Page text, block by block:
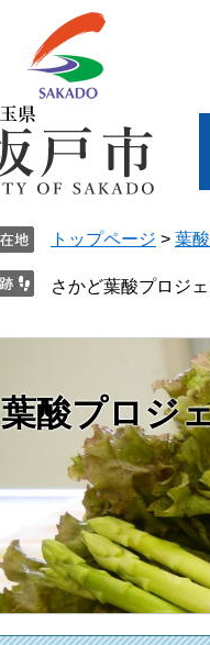
トップページ > 葉
さかど葉酸プロジ
葉酸プロジ